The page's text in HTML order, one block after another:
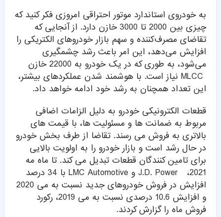
به خودروی استاندارد موتور احتراقی امروزی فکر کنید که
چیزی بین 2000 تا 3000 خازن دارد. از آنجایی که
تقاضای مصرف‌کننده و سهم بازار خودروهای الکتریکی را
افزایش می‌دهد، این امر باعث رشد چشمگیری
می‌شود، به طوری که در یک خودرو به 22000 خازن
MLCC نیاز است. با هوشمند شدن عملکردهای بیشتر،
این تعداد همچنان به رشد خود ادامه خواهد داد.
قطعات الکترونیکی خودرو به دلیل الزامات اضافی
مربوط به ضمانت ها و مسئولیت ها، با قیمت های
بالاتری به فروش می رسند. تقاضا از طرف بخش خودرو
در حال رشد است و بازار خودرو را به اولویت بالایی
برای تامین کنندگان قطعات تبدیل می کند. تا ماه مه
2021، J.D. Power و LMC Automotive با 34 درصد
افزایش در فروش خودروهای جدید نسبت به می 2020
و افزایش 10.6 درصدی نسبت به می 2019، رکورد
فروش ماه را گزارش کردند.